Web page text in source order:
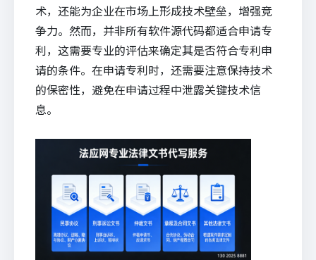
术，还能为企业在市场上形成技术壁垒，增强竞
争力。然而，并非所有软件源代码都适合申请专
利，这需要专业的评估来确定其是否符合专利申
请的条件。在申请专利时，还需要注意保持技术
的保密性，避免在申请过程中泄露关键技术信
息。